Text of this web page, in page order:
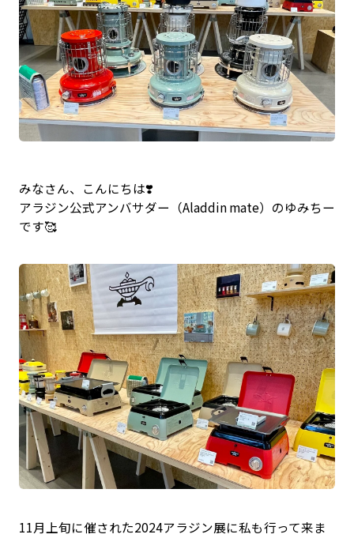
みなさん、こんにちは❣️
アラジン公式アンバサダー（Aladdin mate）のゆみちー
です🥰
11月上旬に催された2024アラジン展に私も行って来ま